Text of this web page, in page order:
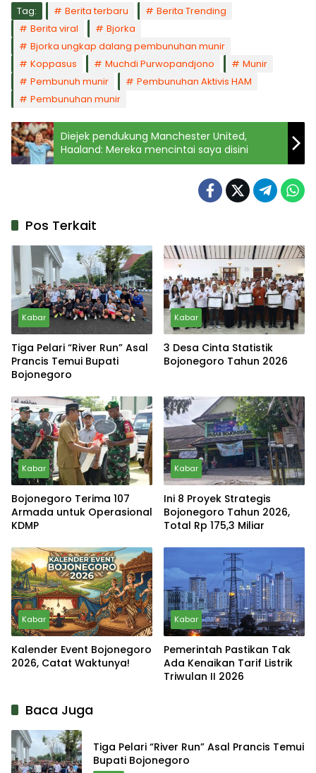
Tag: Berita terbaru
Berita Trending
Berita viral
Bjorka
Bjorka ungkap dalang pembunuhan munir
Koppasus
Muchdi Purwopandjono
Munir
Pembunuh munir
Pembunuhan Aktivis HAM
Pembunuhan munir
Diejek pendukung Manchester United,
Haaland: Mereka mencintai saya disini
Pos Terkait
Kabar
Tiga Pelari “River Run” Asal
Prancis Temui Bupati
Bojonegoro
Kabar
3 Desa Cinta Statistik
Bojonegoro Tahun 2026
Kabar
Bojonegoro Terima 107
Armada untuk Operasional
KDMP
Kabar
Ini 8 Proyek Strategis
Bojonegoro Tahun 2026,
Total Rp 175,3 Miliar
Kabar
Kalender Event Bojonegoro
2026, Catat Waktunya!
Kabar
Pemerintah Pastikan Tak
Ada Kenaikan Tarif Listrik
Triwulan II 2026
Baca Juga
Tiga Pelari “River Run” Asal Prancis Temui
Bupati Bojonegoro